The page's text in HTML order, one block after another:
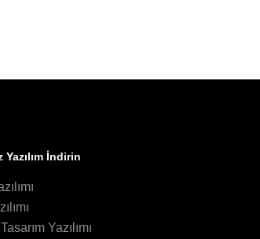
Yazılım İndirin
Yazılımı